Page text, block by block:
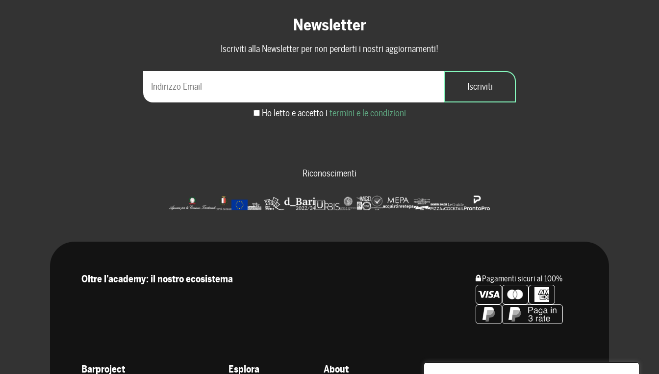
Newsletter
Iscriviti alla Newsletter per non perderti i nostri aggiornamenti!
Ho letto e accetto i termini e le condizioni
Riconoscimenti
Oltre l’academy: il nostro ecosistema Pagamenti sicuri al 100%
Barproject Esplora About